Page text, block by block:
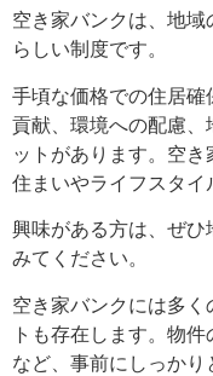
空き家バンクは、地
らしい制度です。
手頃な価格での住居
貢献、環境への配慮、
ットがあります。空
住まいやライフスタイ
興味がある方は、ぜ
みてください。
空き家バンクには多
トも存在します。物
など、事前にしっか